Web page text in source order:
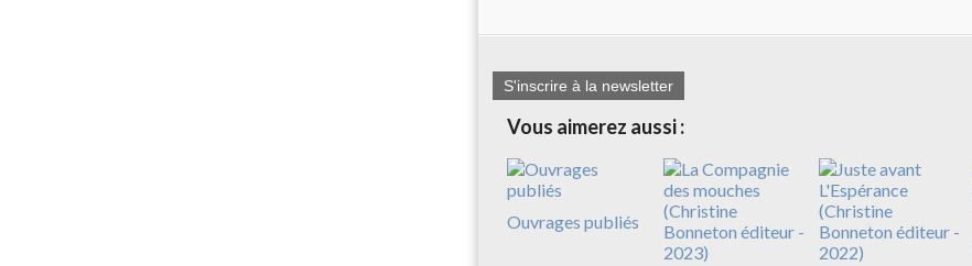
S'inscrire à la newsletter
Vous aimerez aussi :
Ouvrages publiés